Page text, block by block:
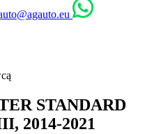
STANDARD
2014-2021